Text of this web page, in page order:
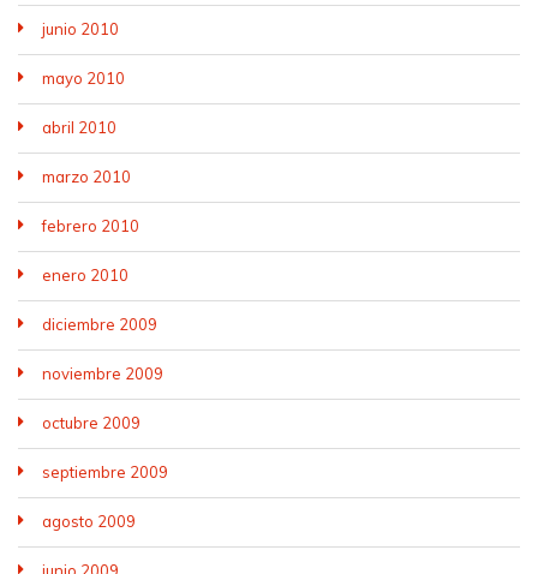
junio 2010
mayo 2010
abril 2010
marzo 2010
febrero 2010
enero 2010
diciembre 2009
noviembre 2009
octubre 2009
septiembre 2009
agosto 2009